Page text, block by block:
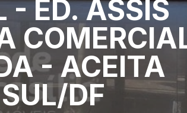
- ED. ASSIS
- ACEITA
DF